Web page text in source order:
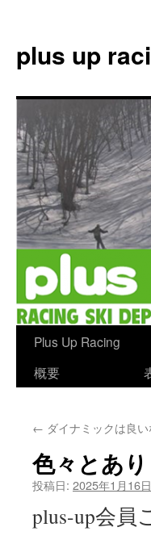
plus up
ン
ン
ツ
へ
ス
Plus Up Racing
概要
← ダイナミックは良い
色々とあ
投稿日: 2025年1月16日
plus-up会員